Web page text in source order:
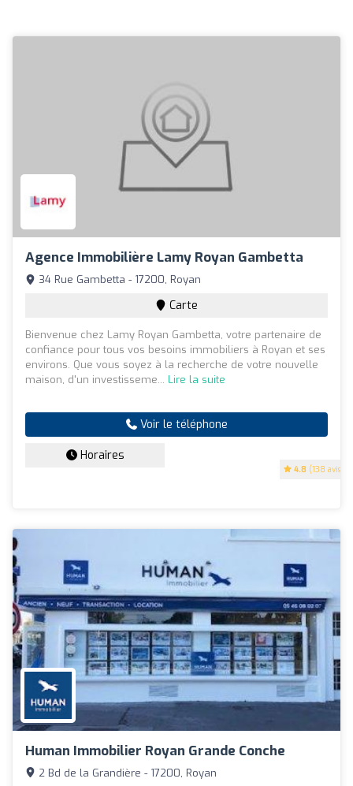
Agence Immobilière Lamy Royan Gambetta
4.8 (138 avis)
34 Rue Gambetta - 17200, Royan
Carte
Bienvenue chez Lamy Royan Gambetta, votre partenaire de
confiance pour tous vos besoins immobiliers à Royan et ses
environs. Que vous soyez à la recherche de votre nouvelle
maison, d'un investisseme... Lire la suite
Voir le téléphone
Horaires
Human Immobilier Royan Grande Conche
2 Bd de la Grandière - 17200, Royan